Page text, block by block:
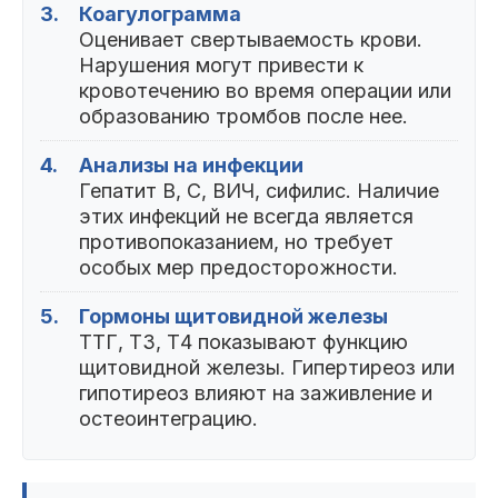
3.
Коагулограмма
Оценивает свертываемость крови.
Нарушения могут привести к
кровотечению во время операции или
образованию тромбов после нее.
4.
Анализы на инфекции
Гепатит B, C, ВИЧ, сифилис. Наличие
этих инфекций не всегда является
противопоказанием, но требует
особых мер предосторожности.
5.
Гормоны щитовидной железы
ТТГ, Т3, Т4 показывают функцию
щитовидной железы. Гипертиреоз или
гипотиреоз влияют на заживление и
остеоинтеграцию.